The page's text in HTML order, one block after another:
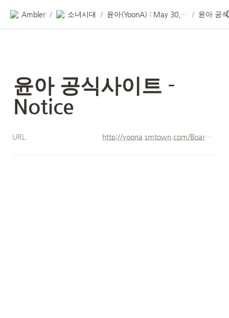
Ambler / 소녀시대 / 윤아(YoonA) : May 30, 1990 / 윤아 공
윤아 공식사이트 -
Notice
URL http://yoona.smtown.com/Board/List/10740